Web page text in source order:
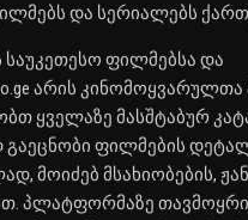
ფილმებს და სერიალებს
საუკეთესო ფილმებსა და
არის
ყველაზე მასშტაბურ
გაეცნობი ფილმების
მოიძებ მსახიობების,
პლატფორმაზე